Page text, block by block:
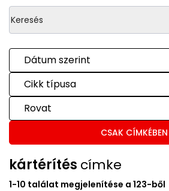
Dátum szerint
Cikk típusa
Rovat
CSAK CÍMKÉBEN
kártérítés címke
1-10 találat megjelenítése a 123-ből